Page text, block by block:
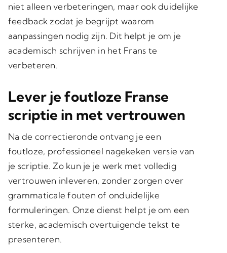
niet alleen verbeteringen, maar ook duidelijke
feedback zodat je begrijpt waarom
aanpassingen nodig zijn. Dit helpt je om je
academisch schrijven in het Frans te
verbeteren.
Lever je foutloze Franse
scriptie in met vertrouwen
Na de correctieronde ontvang je een
foutloze, professioneel nagekeken versie van
je scriptie. Zo kun je je werk met volledig
vertrouwen inleveren, zonder zorgen over
grammaticale fouten of onduidelijke
formuleringen. Onze dienst helpt je om een
sterke, academisch overtuigende tekst te
presenteren.